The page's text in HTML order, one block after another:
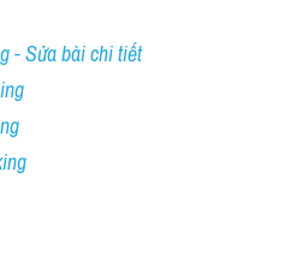
- Sửa bài chi tiết